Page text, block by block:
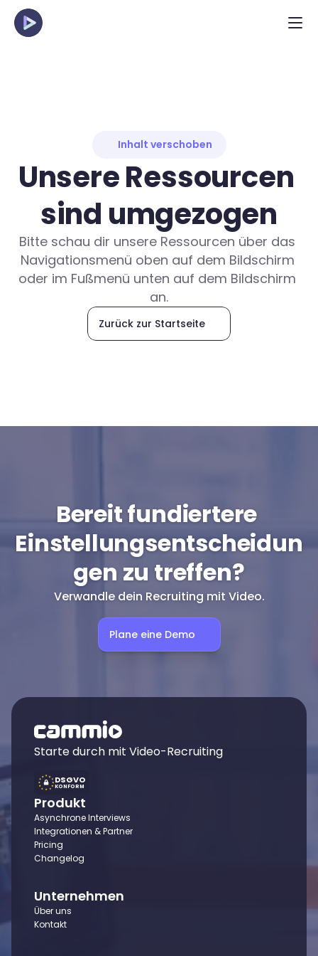
Inhalt verschoben
Unsere Ressourcen
sind umgezogen
Bitte schau dir unsere Ressourcen über das
Navigationsmenü oben auf dem Bildschirm
oder im Fußmenü unten auf dem Bildschirm
an.
Zurück zur Startseite
Bereit fundiertere
Einstellungsentscheidun
gen zu treffen?
Verwandle dein Recruiting mit Video.
Plane eine Demo
Starte durch mit Video-Recruiting
DSGVO
KONFORM
Produkt
Asynchrone Interviews
Integrationen & Partner
Pricing
Changelog
Unternehmen
Über uns
Kontakt